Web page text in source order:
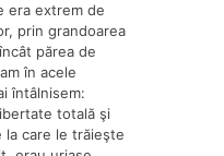
era extrem de
prin grandoarea
părea de
în acele
întâlnisem:
totală şi
la care le trăieşte